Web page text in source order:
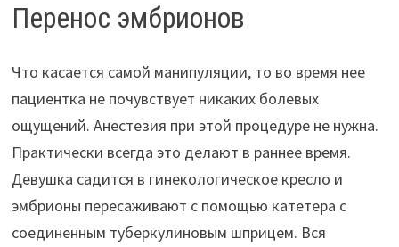
Перенос эмбрионов
Что касается самой манипуляции, то во время нее
пациентка не почувствует никаких болевых
ощущений. Анестезия при этой процедуре не нужна.
Практически всегда это делают в раннее время.
Девушка садится в гинекологическое кресло и
эмбрионы пересаживают с помощью катетера с
соединенным туберкулиновым шприцем. Вся